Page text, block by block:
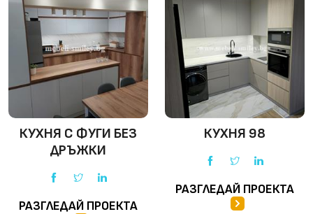
КУХНЯ С ФУГИ БЕЗ
ДРЪЖКИ
РАЗГЛЕДАЙ ПРОЕКТА
КУХНЯ 98
РАЗГЛЕДАЙ ПРОЕКТА